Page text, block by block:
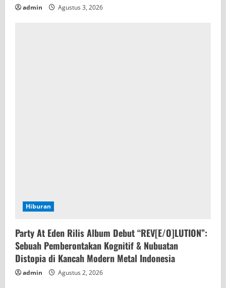
admin Agustus 3, 2026
Hiburan
Party At Eden Rilis Album Debut “REV[E/O]LUTION”:
Sebuah Pemberontakan Kognitif & Nubuatan
Distopia di Kancah Modern Metal Indonesia
admin Agustus 2, 2026